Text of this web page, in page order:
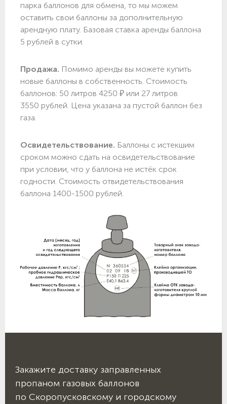
парка баллонов для обмена, то мы можем
оставить свои баллоны за дополнительную
арендную плату. Базовая ставка аренды баллона
5 рублей в сутки.
Продажа. Помимо аренды вы можете купить
новые баллоны в собственность. Стоимость
баллонов: 50 литров 4250 ₽ или 27 литров
3550 рублей. Цена указана за пустой баллон без
газа.
Освидетельствование. Баллоны с истекшим
сроком можно сдать на освидетельствование
при условии, что у баллона не истёк срок
годности. Стоимость отвидетельствования
баллона 1400-1500 рублей.
Закажите доставку заправленных
пропаном газовых баллонов
по Скоропусковскому и городскому